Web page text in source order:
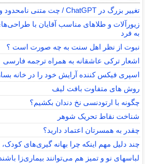
تغییر بزرگ در ChatGPT / چت متنی نامحدود و رایگان
زیورآلات و طلاهای مناسب آقایان با
به فرد
نبوت از نظر اهل سنت به چه صورت است ؟
اشعار ترکی عاشقانه به همراه ترجمه فارسی
اسپری فیکس کننده آرایش خود را در خانه
روش های متفاوت بافت لیف
چگونه با ارتودنسی نخ دندان بکشیم؟
شناخت نقاط تحریک شوهر
چقدر به همسرتان اعتماد دارید؟
چند دلیل مهم اینکه چرا بهانه گیری‌های
لباس‎های نو و تمیز هم می‌توانند بیماری‌زا باشند!